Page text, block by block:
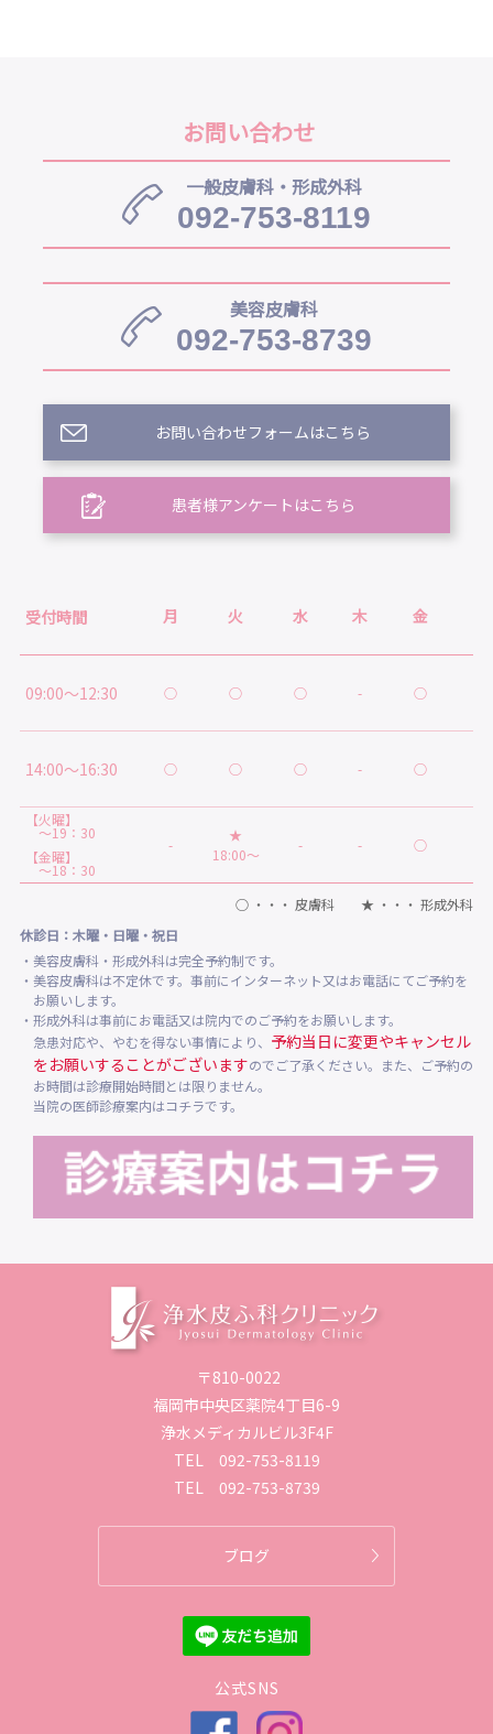
お問い合わせ
一般皮膚科・形成外科
092-753-8119
美容皮膚科
092-753-8739
お問い合わせフォームはこちら
患者様アンケートはこちら
受付時間 月 火 水 木 金
09:00～12:30 ○ ○ ○ - ○
14:00～16:30 ○ ○ ○ - ○
【火曜】
～19：30
【金曜】
～18：30
-
★
18:00～
- - ○
○ ・・・ 皮膚科 ★ ・・・ 形成外科
休診日：木曜・日曜・祝日
・美容皮膚科・形成外科は完全予約制です。
・美容皮膚科は不定休です。事前にインターネット又はお電話にてご予約を
お願いします。
・形成外科は事前にお電話又は院内でのご予約をお願いします。
急患対応や、やむを得ない事情により、 予約当日に変更やキャンセル
をお願いすることがございますのでご了承ください。また、ご予約の
お時間は診療開始時間とは限りません。
当院の医師診療案内はコチラです。
〒810-0022
福岡市中央区薬院4丁目6-9
浄水メディカルビル3F4F
TEL 092-753-8119
TEL 092-753-8739
ブログ
公式SNS